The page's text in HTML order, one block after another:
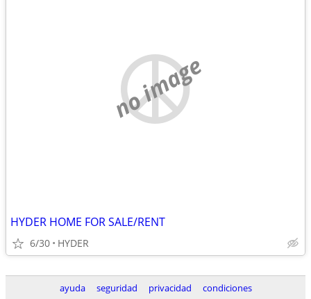
no image
HYDER HOME FOR SALE/RENT
6/30 HYDER
ayuda seguridad privacidad condiciones